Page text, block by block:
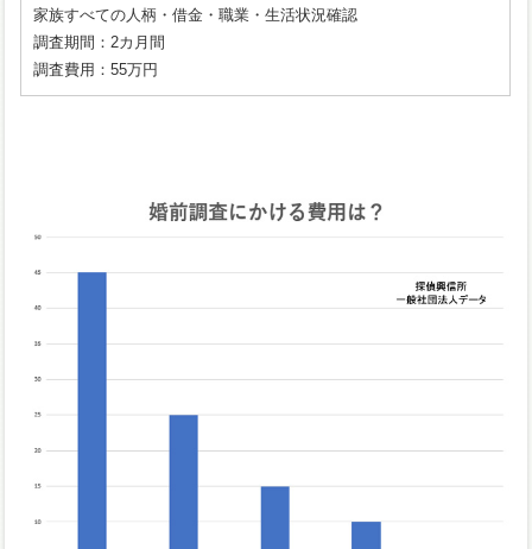
家族すべての人柄・借金・職業・生活状況確認
調査期間：2カ月間
調査費用：55万円